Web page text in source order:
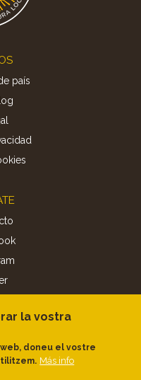
país
la vostra
doneu el vostre
Más info